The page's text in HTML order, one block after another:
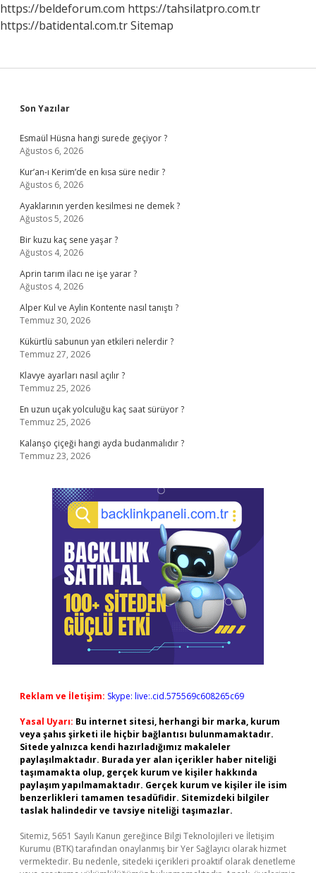
https://beldeforum.com https://tahsilatpro.com.tr
https://batidental.com.trSitemap
Sidebar
Son Yazılar
Esmaül Hüsna hangi surede geçiyor ?
Ağustos 6, 2026
Kur’an-ı Kerim’de en kısa süre nedir ?
Ağustos 6, 2026
Ayaklarının yerden kesilmesi ne demek ?
Ağustos 5, 2026
Bir kuzu kaç sene yaşar ?
Ağustos 4, 2026
Aprin tarım ilacı ne işe yarar ?
Ağustos 4, 2026
Alper Kul ve Aylin Kontente nasıl tanıştı ?
Temmuz 30, 2026
Kükürtlü sabunun yan etkileri nelerdir ?
Temmuz 27, 2026
Klavye ayarları nasıl açılır ?
Temmuz 25, 2026
En uzun uçak yolculuğu kaç saat sürüyor ?
Temmuz 25, 2026
Kalanşo çiçeği hangi ayda budanmalıdır ?
Temmuz 23, 2026
Reklam ve İletişim: Skype: live:.cid.575569c608265c69
Yasal Uyarı: Bu internet sitesi, herhangi bir marka, kurum
veya şahıs şirketi ile hiçbir bağlantısı bulunmamaktadır.
Sitede yalnızca kendi hazırladığımız makaleler
paylaşılmaktadır. Burada yer alan içerikler haber niteliği
taşımamakta olup, gerçek kurum ve kişiler hakkında
paylaşım yapılmamaktadır. Gerçek kurum ve kişiler ile isim
benzerlikleri tamamen tesadüfidir. Sitemizdeki bilgiler
taslak halindedir ve tavsiye niteliği taşımazlar.
Sitemiz, 5651 Sayılı Kanun gereğince Bilgi Teknolojileri ve İletişim
Kurumu (BTK) tarafından onaylanmış bir Yer Sağlayıcı olarak hizmet
vermektedir. Bu nedenle, sitedeki içerikleri proaktif olarak denetleme